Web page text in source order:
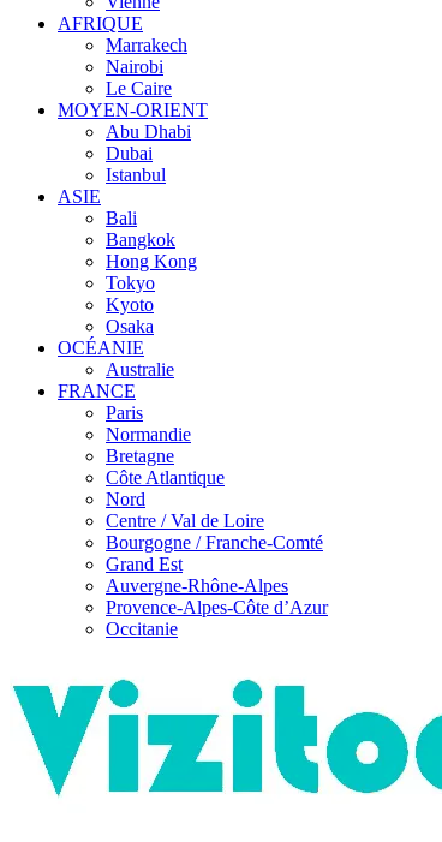
AFRIQUE
Marrakech
Nairobi
Le Caire
MOYEN-ORIENT
Abu Dhabi
Dubai
Istanbul
ASIE
Bali
Bangkok
Hong Kong
Tokyo
Kyoto
Osaka
OCÉANIE
Australie
FRANCE
Paris
Normandie
Bretagne
Côte Atlantique
Nord
Centre / Val de Loire
Bourgogne / Franche-Comté
Grand Est
Auvergne-Rhône-Alpes
Provence-Alpes-Côte d’Azur
Occitanie